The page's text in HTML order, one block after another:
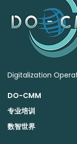
热门.
【实践
伊利样